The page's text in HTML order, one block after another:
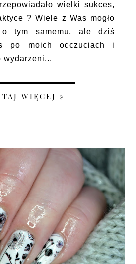
wielki sukces,
? Wiele z Was mogło
o tym samemu, ale dziś
po moich odczuciach i
wydarzeni...
WIĘCEJ »